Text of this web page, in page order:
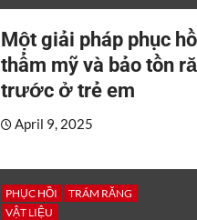
Một giải pháp phục
thẩm mỹ và bảo tồn
trước ở trẻ em
April 9, 2025
PHỤC HỒI
TRÁM RĂNG
VẬT LIỆU